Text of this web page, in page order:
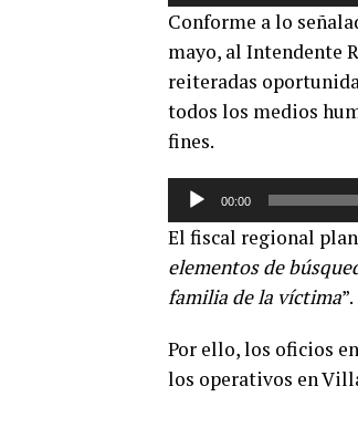
audio
Conforme a lo
mayo, al Intendente
reiteradas
todos los medios
fines.
Reproductor
audio
00:00
El fiscal regional
elementos de
familia de la víctima”.
Por ello, los oficios
los operativos en